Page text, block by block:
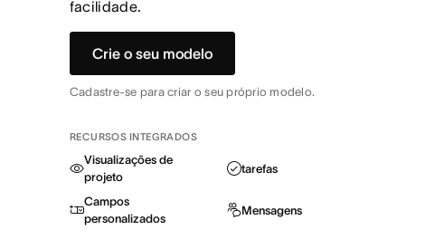
facilidade.
Crie o seu modelo
Cadastre-se para criar o seu próprio modelo.
RECURSOS INTEGRADOS
Visualizações de
projeto
tarefas
Campos
personalizados
Mensagens